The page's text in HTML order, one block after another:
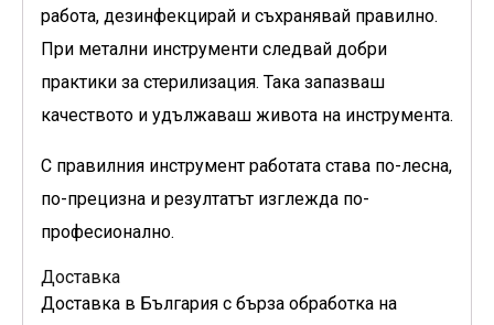
работа, дезинфекцирай и съхранявай правилно.
При метални инструменти следвай добри
практики за стерилизация. Така запазваш
качеството и удължаваш живота на инструмента.
С правилния инструмент работата става по-лесна,
по-прецизна и резултатът изглежда по-
професионално.
Доставка
Доставка в България с бърза обработка на